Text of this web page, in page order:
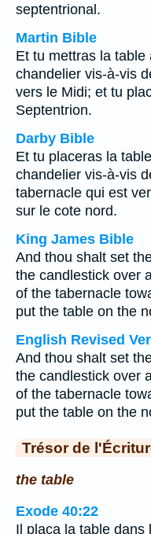
septentrional.
Martin Bible
Et tu mettras la
chandelier vis-à-vis
vers le Midi; et tu
Septentrion.
Darby Bible
Et tu placeras la
chandelier vis-à-vis
tabernacle qui est
sur le cote nord.
King James Bible
And thou shalt set
the candlestick over
of the tabernacle
put the table on the
English Revised
And thou shalt set
the candlestick over
of the tabernacle
put the table on the
Trésor de
the table
Exode 40:22
Il plaça la table dans